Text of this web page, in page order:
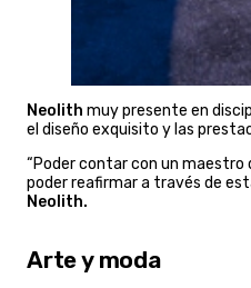
Neolith muy presente en
el diseño exquisito y las
“Poder contar con un maestro
poder reafirmar a través de
Neolith.
Arte y moda